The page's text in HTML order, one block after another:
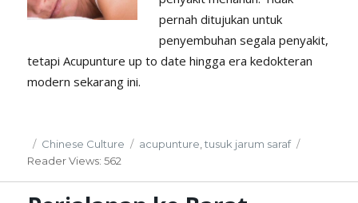
pernah ditujukan untuk
penyembuhan segala penyakit,
tetapi Acupunture up to date hingga era kedokteran
modern sekarang ini.
Posted
on
Categories
Chinese Culture Tags
acupunture ,tusuk jarum saraf
ReaderViews: 562